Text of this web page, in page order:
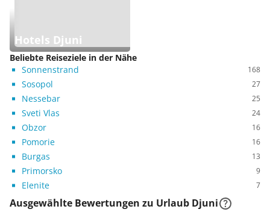
Hotels Djuni
Beliebte Reiseziele in der Nähe
Sonnenstrand
168
Sosopol 27
Nessebar 25
Sveti Vlas 24
Obzor 16
Pomorie 16
Burgas 13
Primorsko 9
Elenite 7
Ausgewählte Bewertungen zu Urlaub Djuni